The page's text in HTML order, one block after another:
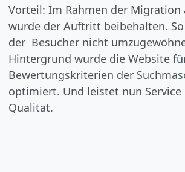
Vorteil: Im Rahmen der
wurde der Auftritt beibehalten.
der Besucher nicht
Hintergrund wurde die Website
Bewertungskriterien der
optimiert. Und leistet nun Service
Qualität.